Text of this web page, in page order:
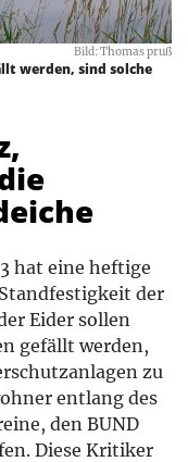
Bild: Thomas pruß
werden, sind solche
hat eine heftige
der
Eider sollen
gefällt werden,
zu
entlang des
den BUND
Diese Kritiker